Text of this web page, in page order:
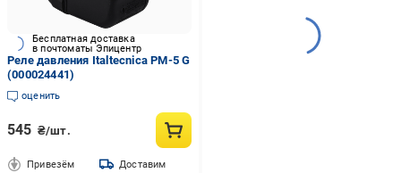
Бесплатная доставка
в почтоматы Эпицентр
Реле давления Italtecnica PM-5 G
(000024441)
оценить
545 ₴/шт.
Привезём Доставим